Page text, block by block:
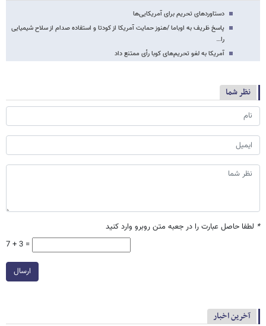
دستاوردهای تحریم برای آمریکایی‌ها
پاسخ ظریف به اوباما /هنوز حمایت آمریکا از کودتا و استفاده صدام از سلاح شیمیایی
را…
آمریکا به لغو تحریم‌های کوبا رأی ممتنع داد
نظر شما
* لطفا حاصل عبارت را در جعبه متن روبرو وارد کنید
7 + 3 =
ارسال
آخرین اخبار